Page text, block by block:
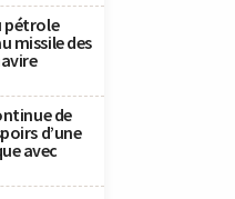
pétrole
missile des
de
d’une
avec